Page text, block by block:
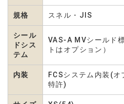
規格 スネル・JIS
シール
ドシス
テム
VAS-A MVシールド
トはオプション）
内装
FCSシステム内装(オ
特許)